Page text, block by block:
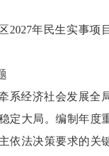
2027年民生实事项
系经济社会发展全
定大局。编制年度
依法决策要求的关